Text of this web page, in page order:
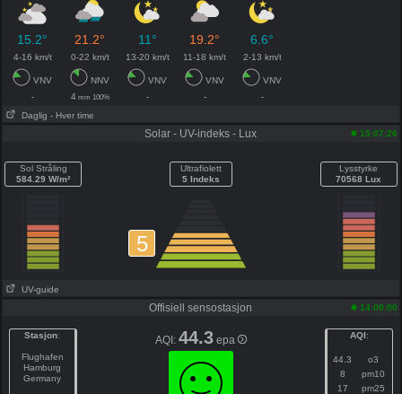
15.2° 21.2° 11° 19.2° 6.6°
4-16 km/t 0-22 km/t 13-20 km/t 11-18 km/t 2-13 km/t
VNV NNV VNV VNV
VNV
-
4mm 100% - -
-
Daglig - Hver time
Solar - UV-indeks - Lux 15:07:26
Sol Stråling
584.29 W/m²
Ultrafiolett
5 Indeks
5
Lysstyrke
70568 Lux
UV-guide
Offisiell sensostasjon 14:00:00
Stasjon:
Flughafen
Hamburg
Germany
AQI: 44.3 epa AQI:
44.3
o3
8
pm10
17
pm25